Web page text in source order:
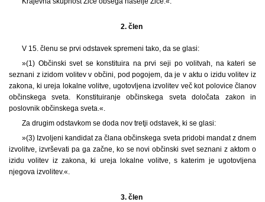
2. člen
V 15. členu se prvi odstavek spremeni tako, da se glasi:
»(1) Občinski svet se konstituira na prvi seji po volitvah, na kateri se
seznani z izidom volitev v občini, pod pogojem, da je v aktu o izidu volitev iz
zakona, ki ureja lokalne volitve, ugotovljena izvolitev več kot polovice članov
občinskega sveta. Konstituiranje občinskega sveta določata zakon in
poslovnik občinskega sveta.«.
Za drugim odstavkom se doda nov tretji odstavek, ki se glasi:
»(3) Izvoljeni kandidat za člana občinskega sveta pridobi mandat z dnem
izvolitve, izvrševati pa ga začne, ko se novi občinski svet seznani z aktom o
izidu volitev iz zakona, ki ureja lokalne volitve, s katerim je ugotovljena
njegova izvolitev.«.
3. člen